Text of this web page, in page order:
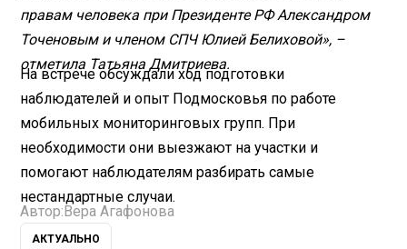
правам человека при Президенте РФ Александром
Точеновым и членом СПЧ Юлией Белиховой», –
отметила Татьяна Дмитриева.
На встрече обсуждали ход подготовки
наблюдателей и опыт Подмосковья по работе
мобильных мониторинговых групп. При
необходимости они выезжают на участки и
помогают наблюдателям разбирать самые
нестандартные случаи.
Автор: Вера Агафонова
АКТУАЛЬНО